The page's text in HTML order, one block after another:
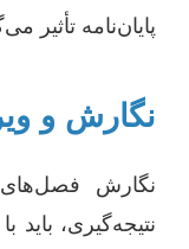
پایان‌نامه تأثیر
نگارش و
نگارش فصل‌های
نتیجه‌گیری،